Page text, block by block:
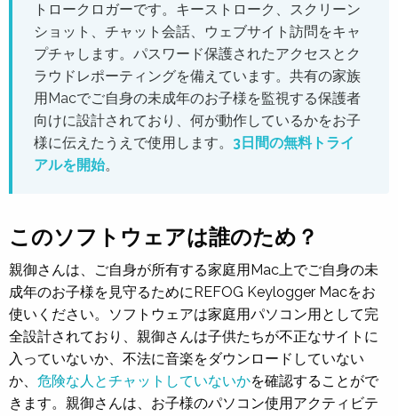
トロークロガーです。キーストローク、スクリーン
ショット、チャット会話、ウェブサイト訪問をキャ
プチャします。パスワード保護されたアクセスとク
ラウドレポーティングを備えています。共有の家族
用Macでご自身の未成年のお子様を監視する保護者
向けに設計されており、何が動作しているかをお子
様に伝えたうえで使用します。 3日間の無料トライ
アルを開始。
このソフトウェアは誰のため？
親御さんは、ご自身が所有する家庭用Mac上でご自身の未
成年のお子様を見守るためにREFOG Keylogger Macをお
使いください。ソフトウェアは家庭用パソコン用として完
全設計されており、親御さんは子供たちが不正なサイトに
入っていないか、不法に音楽をダウンロードしていない
か、 危険な人とチャットしていないかを確認することがで
きます。親御さんは、お子様のパソコン使用アクティビテ